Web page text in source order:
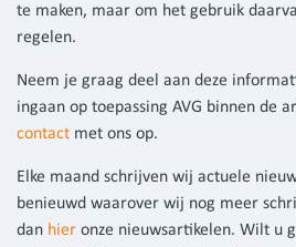
te maken, maar om het gebruik
regelen.
Neem je graag deel aan deze
ingaan op toepassing AVG binnen de
contact met ons op.
Elke maand schrijven wij actuele
benieuwd waarover wij nog meer
dan hier onze nieuwsartikelen. Wilt u